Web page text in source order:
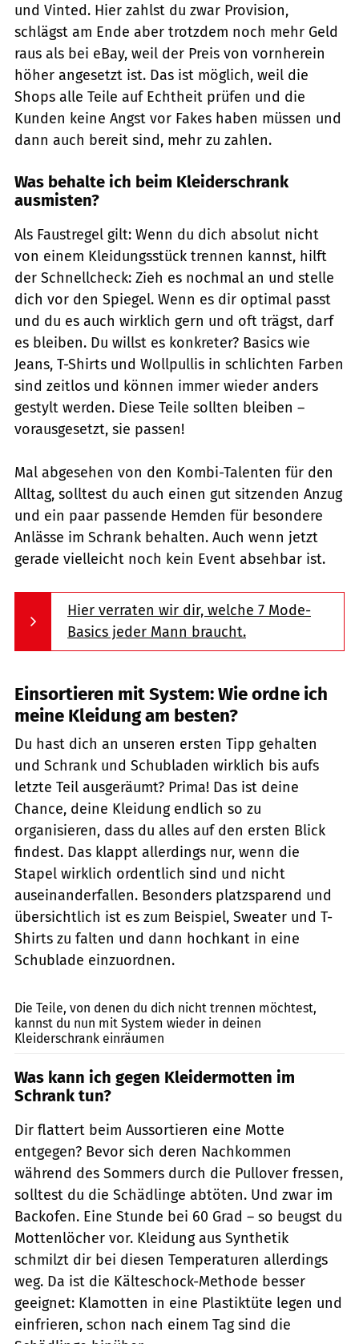
und Vinted. Hier zahlst du zwar Provision,
schlägst am Ende aber trotzdem noch mehr Geld
raus als bei eBay, weil der Preis von vornherein
höher angesetzt ist. Das ist möglich, weil die
Shops alle Teile auf Echtheit prüfen und die
Kunden keine Angst vor Fakes haben müssen und
dann auch bereit sind, mehr zu zahlen.
Was behalte ich beim Kleiderschrank
ausmisten?
Als Faustregel gilt: Wenn du dich absolut nicht
von einem Kleidungsstück trennen kannst, hilft
der Schnellcheck: Zieh es nochmal an und stelle
dich vor den Spiegel. Wenn es dir optimal passt
und du es auch wirklich gern und oft trägst, darf
es bleiben. Du willst es konkreter? Basics wie
Jeans, T-Shirts und Wollpullis in schlichten Farben
sind zeitlos und können immer wieder anders
gestylt werden. Diese Teile sollten bleiben –
vorausgesetzt, sie passen!
Mal abgesehen von den Kombi-Talenten für den
Alltag, solltest du auch einen gut sitzenden Anzug
und ein paar passende Hemden für besondere
Anlässe im Schrank behalten. Auch wenn jetzt
gerade vielleicht noch kein Event absehbar ist.
Hier verraten wir dir, welche 7 Mode-
Basics jeder Mann braucht.
Einsortieren mit System: Wie ordne ich
meine Kleidung am besten?
Du hast dich an unseren ersten Tipp gehalten
und Schrank und Schubladen wirklich bis aufs
letzte Teil ausgeräumt? Prima! Das ist deine
Chance, deine Kleidung endlich so zu
organisieren, dass du alles auf den ersten Blick
findest. Das klappt allerdings nur, wenn die
Stapel wirklich ordentlich sind und nicht
auseinanderfallen. Besonders platzsparend und
übersichtlich ist es zum Beispiel, Sweater und T-
Shirts zu falten und dann hochkant in eine
Schublade einzuordnen.
Die Teile, von denen du dich nicht trennen möchtest,
kannst du nun mit System wieder in deinen
Kleiderschrank einräumen
Was kann ich gegen Kleidermotten im
Schrank tun?
Dir flattert beim Aussortieren eine Motte
entgegen? Bevor sich deren Nachkommen
während des Sommers durch die Pullover fressen,
solltest du die Schädlinge abtöten. Und zwar im
Backofen. Eine Stunde bei 60 Grad – so beugst du
Mottenlöcher vor. Kleidung aus Synthetik
schmilzt dir bei diesen Temperaturen allerdings
weg. Da ist die Kälteschock-Methode besser
geeignet: Klamotten in eine Plastiktüte legen und
einfrieren, schon nach einem Tag sind die